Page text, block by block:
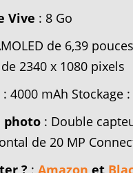
Vive : 8 Go
de 6,39
2340 x 1080 pixels
: 4000 mAh Stockage
photo : Double
de 20 MP